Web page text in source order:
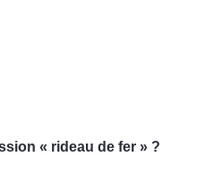
« rideau de fer » ?